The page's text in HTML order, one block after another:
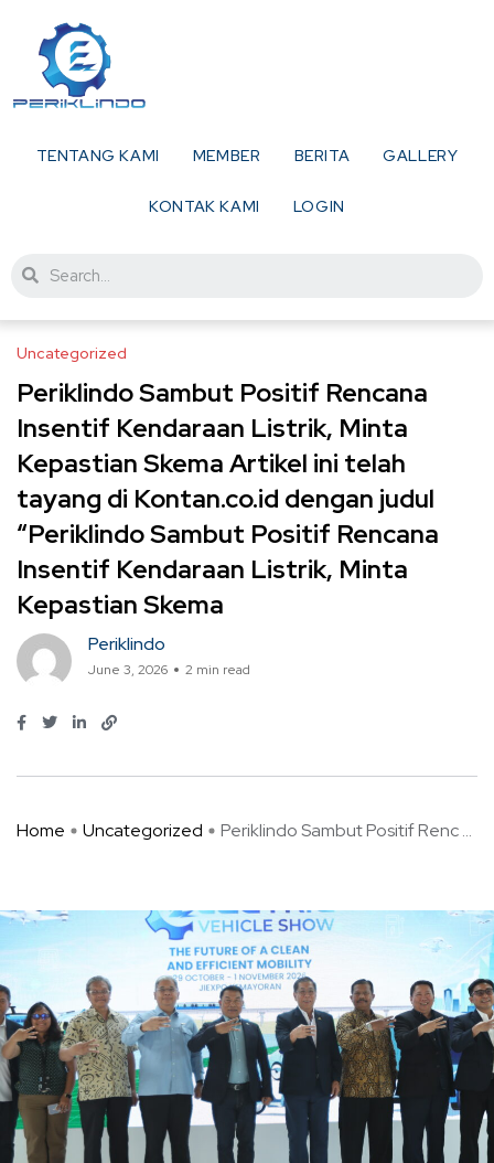
TENTANG KAMI MEMBER BERITA GALLERY
KONTAK KAMI LOGIN
Uncategorized
Periklindo Sambut Positif Rencana
Insentif Kendaraan Listrik, Minta
Kepastian Skema Artikel ini telah
tayang di Kontan.co.id dengan judul
“Periklindo Sambut Positif Rencana
Insentif Kendaraan Listrik, Minta
Kepastian Skema
Periklindo
June 3, 2026 2 min read
Home Uncategorized Periklindo Sambut Positif Renc ...